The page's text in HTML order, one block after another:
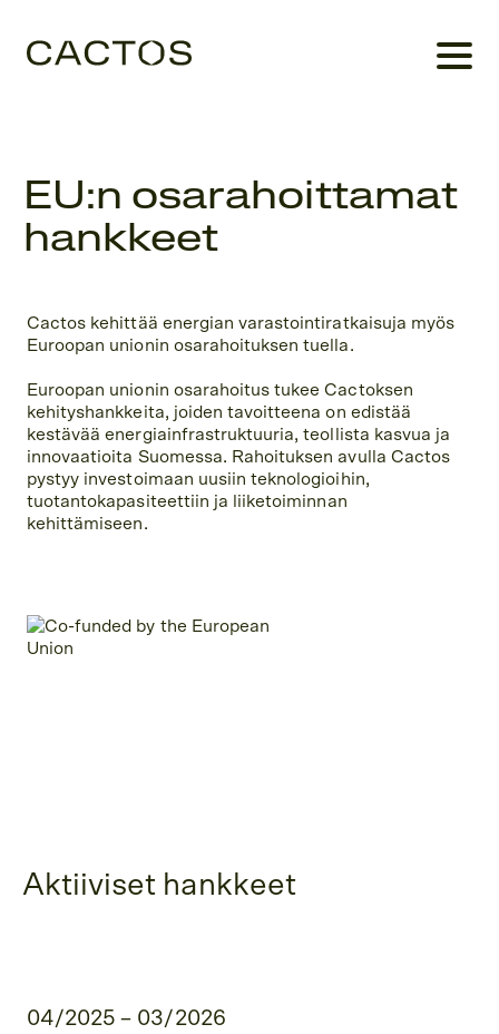
EU:n osarahoittamat
hankkeet
Cactos kehittää energian varastointiratkaisuja myös
Euroopan unionin osarahoituksen tuella.
Euroopan unionin osarahoitus tukee Cactoksen
kehityshankkeita, joiden tavoitteena on edistää
kestävää energiainfrastruktuuria, teollista kasvua ja
innovaatioita Suomessa. Rahoituksen avulla Cactos
pystyy investoimaan uusiin teknologioihin,
tuotantokapasiteettiin ja liiketoiminnan
kehittämiseen.
Aktiiviset hankkeet
04/2025 – 03/2026